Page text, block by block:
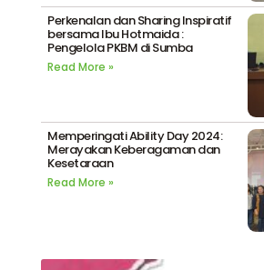
Perkenalan dan Sharing Inspiratif
bersama Ibu Hotmaida :
Pengelola PKBM di Sumba
Read More »
Memperingati Ability Day 2024:
Merayakan Keberagaman dan
Kesetaraan
Read More »